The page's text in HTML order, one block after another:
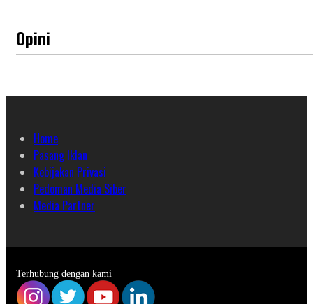
Opini
Home
Pasang Iklan
Kebijakan Privasi
Pedoman Media Siber
Media Partner
Terhubung dengan kami